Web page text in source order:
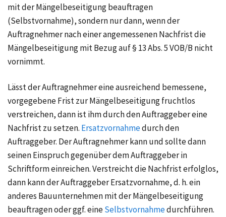
mit der Mängelbeseitigung beauftragen
(Selbstvornahme), sondern nur dann, wenn der
Auftragnehmer nach einer angemessenen Nachfrist die
Mängelbeseitigung mit Bezug auf § 13 Abs. 5 VOB/B nicht
vornimmt.
Lässt der Auftragnehmer eine ausreichend bemessene,
vorgegebene Frist zur Mängelbeseitigung fruchtlos
verstreichen, dann ist ihm durch den Auftraggeber eine
Nachfrist zu setzen. Ersatzvornahmedurch den
Auftraggeber. Der Auftragnehmer kann und sollte dann
seinen Einspruch gegenüber dem Auftraggeber in
Schriftform einreichen. Verstreicht die Nachfrist erfolglos,
dann kann der Auftraggeber Ersatzvornahme, d. h. ein
anderes Bauunternehmen mit der Mängelbeseitigung
beauftragen oder ggf. eineSelbstvornahmedurchführen.